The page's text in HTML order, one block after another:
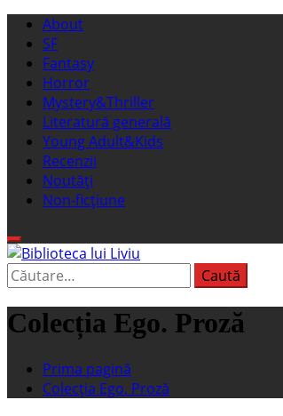
Sari
conținut
Meniu
principal
About
SF
Fantasy
Horror
Mystery&Thriller
Literatură generală
Young Adult&Kids
Recenzii
Noutăți
Non-ficțiune
Biblioteca lui Liviu
Fostul blog FanSF
Caută
după:
Colecția Ego. Proză
Prima pagină
Colecția Ego. Proză